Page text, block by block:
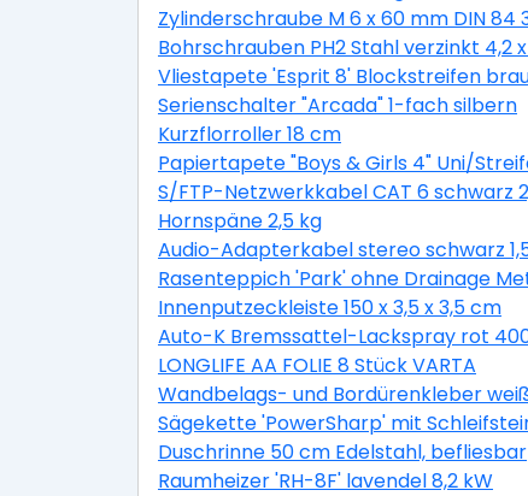
Zylinderschraube M 6 x 60 mm DIN 84
Bohrschrauben PH2 Stahl verzinkt 4,2
Vliestapete 'Esprit 8' Blockstreifen
Serienschalter "Arcada" 1-fach silbern
Kurzflorroller 18 cm
Papiertapete "Boys & Girls 4" Uni/
S/FTP-Netzwerkkabel CAT 6 schwarz
Hornspäne 2,5 kg
Audio-Adapterkabel stereo schwarz
Rasenteppich 'Park' ohne Drainage
Innenputzeckleiste 150 x 3,5 x 3,5 cm
Auto-K Bremssattel-Lackspray rot
LONGLIFE AA FOLIE 8 Stück VARTA
Wandbelags- und Bordürenkleber weiß
Sägekette 'PowerSharp' mit
Duschrinne 50 cm Edelstahl, befliesbar
Raumheizer 'RH-8F' lavendel 8,2 kW